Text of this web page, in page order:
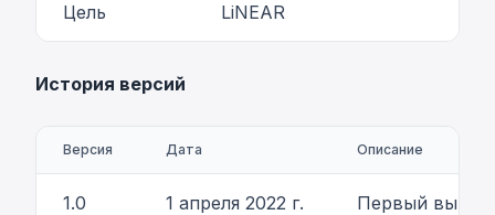
Цель LiNEAR
История версий
Версия Дата Описание
1.0 1 апреля 2022 г. Первый